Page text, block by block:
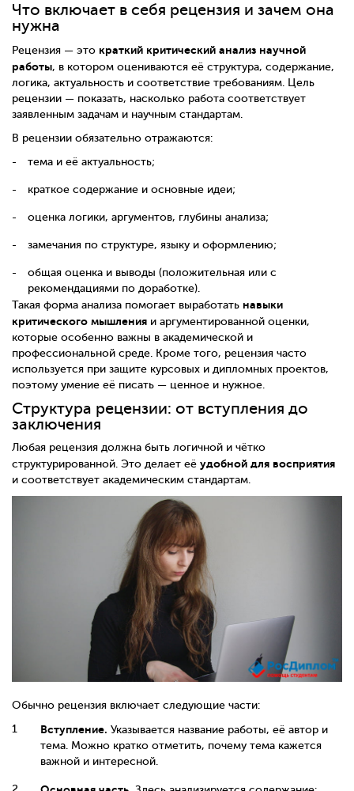
Что включает в себя рецензия и зачем она
нужна
Рецензия — это краткий критический анализ научной
работы, в котором оцениваются её структура, содержание,
логика, актуальность и соответствие требованиям. Цель
рецензии — показать, насколько работа соответствует
заявленным задачам и научным стандартам.
В рецензии обязательно отражаются:
тема и её актуальность;
краткое содержание и основные идеи;
оценка логики, аргументов, глубины анализа;
замечания по структуре, языку и оформлению;
общая оценка и выводы (положительная или с
рекомендациями по доработке).
Такая форма анализа помогает выработать навыки
критического мышления и аргументированной оценки,
которые особенно важны в академической и
профессиональной среде. Кроме того, рецензия часто
используется при защите курсовых и дипломных проектов,
поэтому умение её писать — ценное и нужное.
Структура рецензии: от вступления до
заключения
Любая рецензия должна быть логичной и чётко
структурированной. Это делает её удобной для восприятия
и соответствует академическим стандартам.
Обычно рецензия включает следующие части:
Вступление. Указывается название работы, её автор и
тема. Можно кратко отметить, почему тема кажется
важной и интересной.